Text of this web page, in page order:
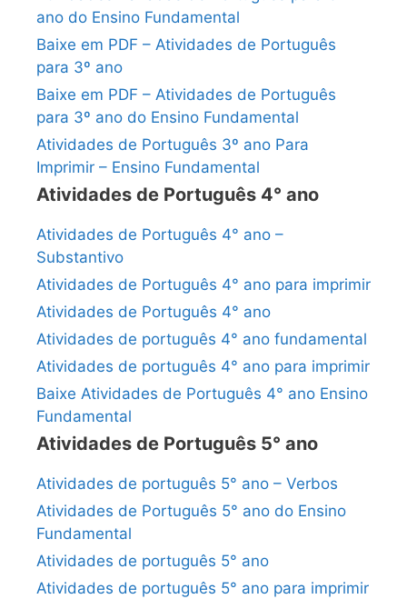
ano do Ensino Fundamental
Baixe em PDF – Atividades de Português
para 3º ano
Baixe em PDF – Atividades de Português
para 3º ano do Ensino Fundamental
Atividades de Português 3º ano Para
Imprimir – Ensino Fundamental
Atividades de Português 4° ano
Atividades de Português 4° ano –
Substantivo
Atividades de Português 4° ano para imprimir
Atividades de Português 4° ano
Atividades de português 4° ano fundamental
Atividades de português 4° ano para imprimir
Baixe Atividades de Português 4° ano Ensino
Fundamental
Atividades de Português 5° ano
Atividades de português 5° ano – Verbos
Atividades de Português 5° ano do Ensino
Fundamental
Atividades de português 5° ano
Atividades de português 5° ano para imprimir